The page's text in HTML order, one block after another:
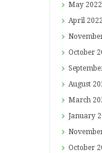
May 2022
April 2022
October
August
March
January
October